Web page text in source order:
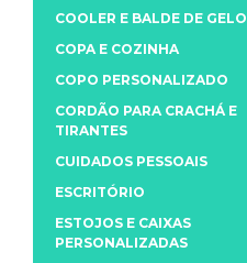
COOLER E BALDE DE GELO
COPA E COZINHA
COPO PERSONALIZADO
CORDÃO PARA CRACHÁ E
TIRANTES
CUIDADOS PESSOAIS
ESCRITÓRIO
ESTOJOS E CAIXAS
PERSONALIZADAS